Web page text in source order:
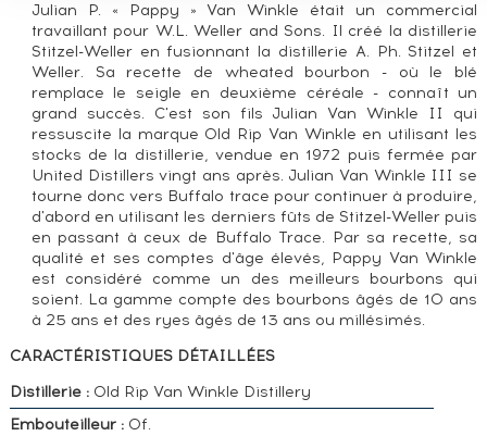
Julian P. « Pappy » Van Winkle était un commercial
travaillant pour W.L. Weller and Sons. Il créé la distillerie
Stitzel-Weller en fusionnant la distillerie A. Ph. Stitzel et
Weller. Sa recette de wheated bourbon - où le blé
remplace le seigle en deuxième céréale - connaît un
grand succès. C'est son fils Julian Van Winkle II qui
ressuscite la marque Old Rip Van Winkle en utilisant les
stocks de la distillerie, vendue en 1972 puis fermée par
United Distillers vingt ans après. Julian Van Winkle III se
tourne donc vers Buffalo trace pour continuer à produire,
d'abord en utilisant les derniers fûts de Stitzel-Weller puis
en passant à ceux de Buffalo Trace. Par sa recette, sa
qualité et ses comptes d'âge élevés, Pappy Van Winkle
est considéré comme un des meilleurs bourbons qui
soient. La gamme compte des bourbons âgés de 10 ans
à 25 ans et des ryes âgés de 13 ans ou millésimés.
CARACTÉRISTIQUES DÉTAILLÉES
Distillerie :Old Rip Van Winkle Distillery
Embouteilleur :Of.